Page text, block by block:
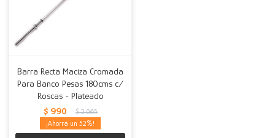
Barra Recta Maciza Cromada
Para Banco Pesas 180cms c/
Roscas - Plateado
$ 990 $ 2.065
52